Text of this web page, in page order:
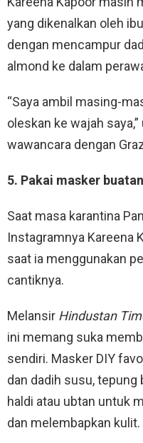
yang dikenalkan oleh
dengan mencampur
almond ke dalam
“Saya ambil masing-
oleskan ke wajah
wawancara dengan
5. Pakai masker
Saat masa karantina
Instagramnya Kareena
saat ia menggunakan
cantiknya.
Melansir Hindustan
ini memang suka
sendiri. Masker DIY
dan dadih susu, tepung
haldi atau ubtan untuk
dan melembapkan kulit.